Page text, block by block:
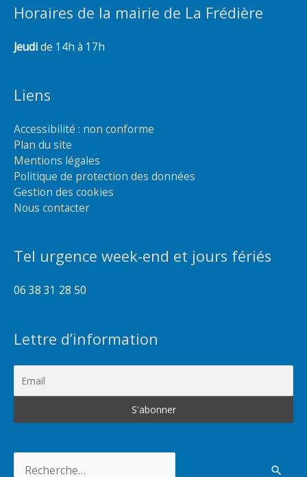
Horaires de la mairie de La Frédière
Jeudide 14h à 17h
Liens
Accessibilité : non conforme
Plan du site
Mentions légales
Politique de protection des données
Gestion des cookies
Nous contacter
Tel urgence week-end et jours fériés
06 38 31 28 50
Lettre d’information